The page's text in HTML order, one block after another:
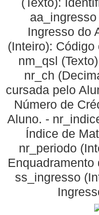
Ingresso do
(Inteiro):
nm_qsl
nr_ch
cursada pelo
Número de
Aluno. -
Índice de
nr_periodo
Enquadramento
ss_ingresso